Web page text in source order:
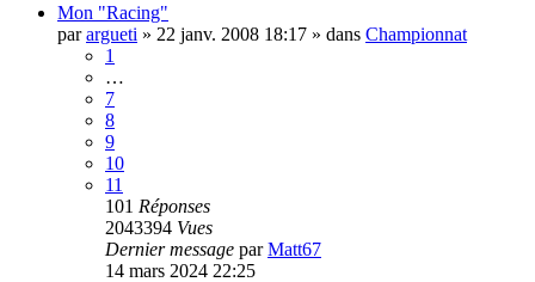
Mon "Racing"
parargueti » 22 janv. 2008 18:17 » dans Championnat
1
…
7
8
9
10
11
101 Réponses
2043394 Vues
Dernier message parMatt67
14 mars 2024 22:25